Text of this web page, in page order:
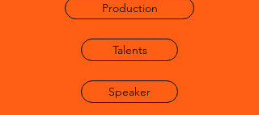
Production
Talents
Speaker